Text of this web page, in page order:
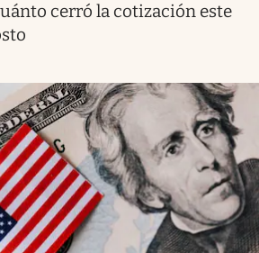
cerró la cotización este